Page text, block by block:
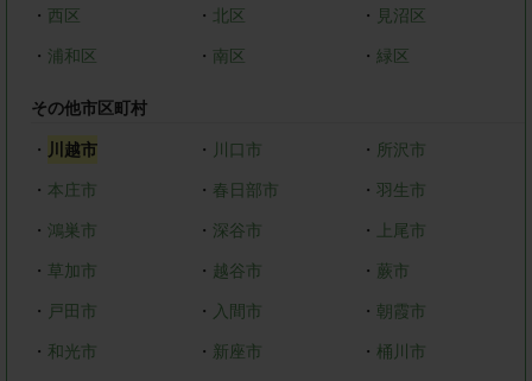
・ 西区 ・ 北区 ・ 見沼区
・ 浦和区 ・ 南区 ・ 緑区
その他市区町村
・ 川越市 ・ 川口市 ・ 所沢市
・ 本庄市 ・ 春日部市 ・羽生市
・ 鴻巣市 ・ 深谷市 ・ 上尾市
・ 草加市 ・ 越谷市 ・ 蕨市
・ 戸田市 ・ 入間市 ・ 朝霞市
・ 和光市 ・ 新座市 ・ 桶川市